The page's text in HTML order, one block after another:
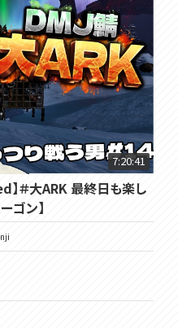
7:20:41
＃大ARK 最終日も楽し
ゴン】